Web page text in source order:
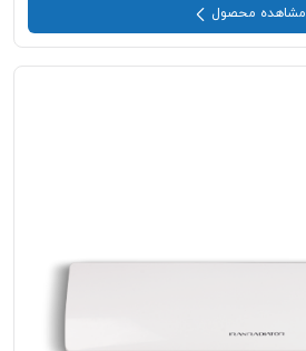
مشاهده محصول